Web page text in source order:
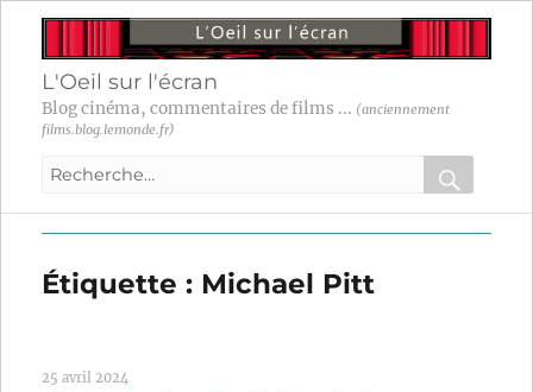
L'Oeil sur l'écran
Blog cinéma, commentaires de films ... (anciennement
films.blog.lemonde.fr)
Recherche
:
OK
Étiquette : Michael Pitt
25 avril 2024